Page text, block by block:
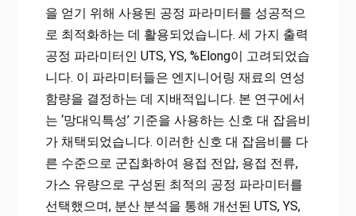
을 얻기 위해 사용된 공정 파라미터를 성공적으
로 최적화하는 데 활용되었습니다. 세 가지 출력
공정 파라미터인 UTS, YS, %Elong이 고려되었습
니다. 이 파라미터들은 엔지니어링 재료의 연성
함량을 결정하는 데 지배적입니다. 본 연구에서
는 ‘망대익특성’ 기준을 사용하는 신호 대 잡음비
가 채택되었습니다. 이러한 신호 대 잡음비를 다
른 수준으로 군집화하여 용접 전압, 용접 전류,
가스 유량으로 구성된 최적의 공정 파라미터를
선택했으며, 분산 분석을 통해 개선된 UTS, YS,